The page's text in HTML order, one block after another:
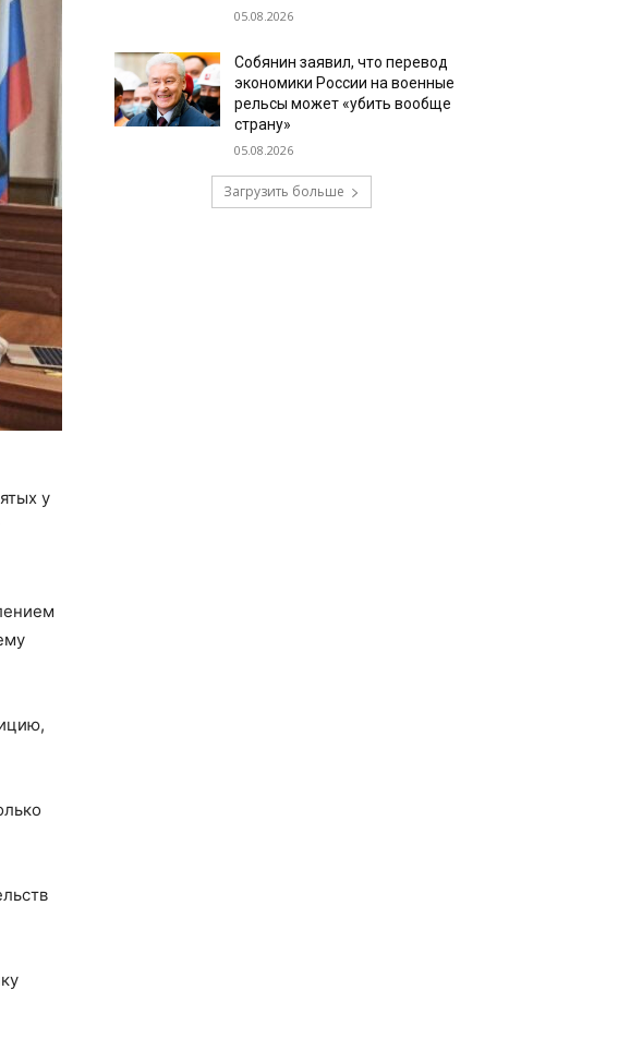
у
05.08.2026
Собянин заявил, что перевод
экономики России на военные
рельсы может «убить вообще
страну»
05.08.2026
Загрузить больше